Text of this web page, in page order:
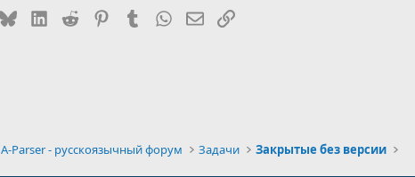
BlueskyLinkedIn
Reddit PinterestTumblrWhatsAppЭлектронная почта
Ссылка
A-Parser - русскоязычный форум Задачи Закрытые без версии